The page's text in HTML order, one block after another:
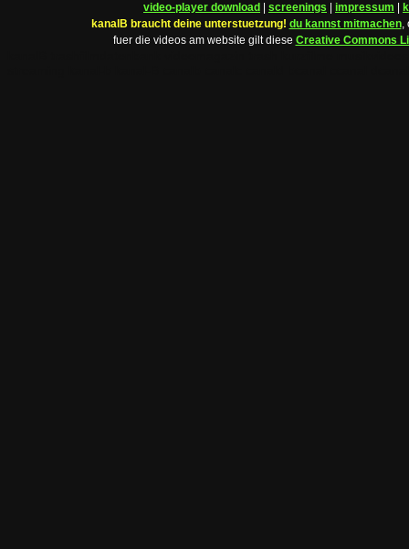
video-player download screenings impressum
kanalB braucht deine unterstuetzung! du kannst mitmachen,
fuer die videos am website gilt diese Creative Commons